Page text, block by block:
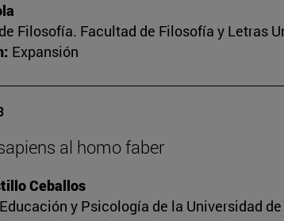
Filosofía. Facultad de Filosofía y Letras
Expansión
al homo faber
Ceballos
y Psicología de la Universidad